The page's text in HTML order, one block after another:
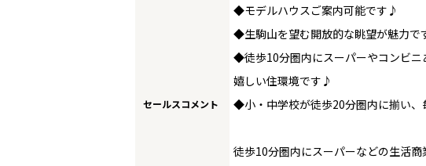
セールスコメント
◆モデルハウスご案内可能です♪
◆生駒山を望む開放的な眺望が魅力で
◆徒歩10分圏内にスーパーやコンビニ
嬉しい住環境です♪
◆小・中学校が徒歩20分圏内に揃い
徒歩10分圏内にスーパーなどの生活